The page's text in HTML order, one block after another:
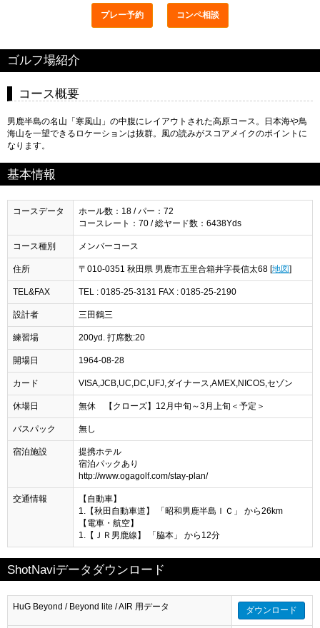
プレー予約 コンペ相談
ゴルフ場紹介
コース概要
男鹿半島の名山「寒風山」の中腹にレイアウトされた高原コース。日本海や鳥
海山を一望できるロケーションは抜群。風の読みがスコアメイクのポイントに
なります。
基本情報
コースデータ
ホール数：18 / パー：72
コースレート：70 / 総ヤード数：6438Yds
コース種別 メンバーコース
住所 〒010-0351 秋田県 男鹿市五里合箱井字長信太68 [ 地図
TEL&FAX TEL : 0185-25-3131 FAX : 0185-25-2190
設計者 三田鶴三
練習場 200yd. 打席数:20
開場日 1964-08-28
カード VISA,JCB,UC,DC,UFJ,ダイナース,AMEX,NICOS,セゾン
休場日 無休 【クローズ】12月中旬～3月上旬＜予定＞
バスパック 無し
宿泊施設
提携ホテル
宿泊パックあり
http://www.ogagolf.com/stay-plan/
交通情報
【自動車】
1.【秋田自動車道】 「昭和男鹿半島ＩＣ」 から26km
【電車・航空】
1.【ＪＲ男鹿線】 「脇本」 から12分
ShotNaviデータダウンロード
HuG Beyond / Beyond lite / AIR 用データ ダウンロード